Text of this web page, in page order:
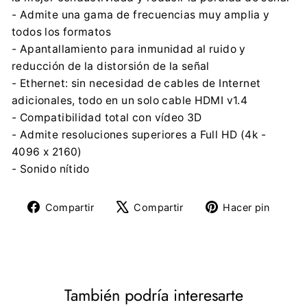
- Admite una gama de frecuencias muy amplia y
todos los formatos
- Apantallamiento para inmunidad al ruido y
reducción de la distorsión de la señal
- Ethernet: sin necesidad de cables de Internet
adicionales, todo en un solo cable HDMI v1.4
- Compatibilidad total con vídeo 3D
- Admite resoluciones superiores a Full HD (4k -
4096 x 2160)
- Sonido nítido
Compartir
CompartirCompartir
TuitearHacer pin
También podría interesarte